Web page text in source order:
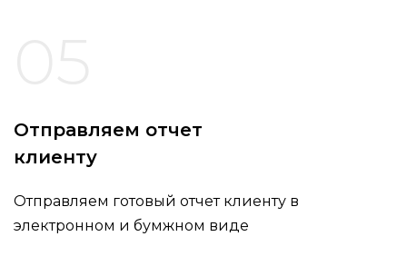
Отправляем отчет
клиенту
Отправляем готовый отчет клиенту в
электронном и бумжном виде